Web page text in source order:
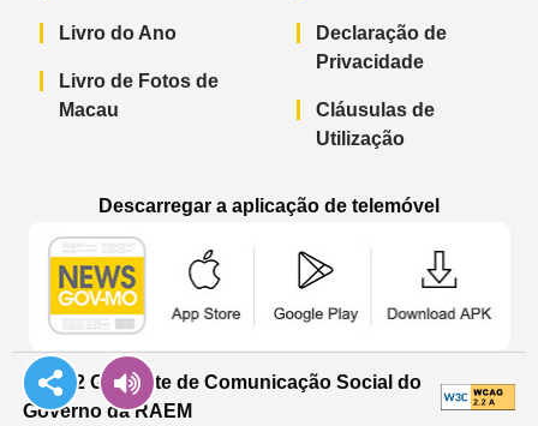
Livro do Ano
Livro de Fotos de
Macau
Declaração de
Privacidade
Cláusulas de
Utilização
Descarregar a aplicação de telemóvel
© 2022 Gabinete de Comunicação Social do
Governo da RAEM